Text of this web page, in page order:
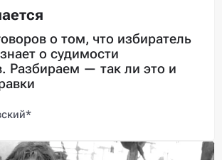
о том, что избиратель
о судимости
Разбираем — так ли это и